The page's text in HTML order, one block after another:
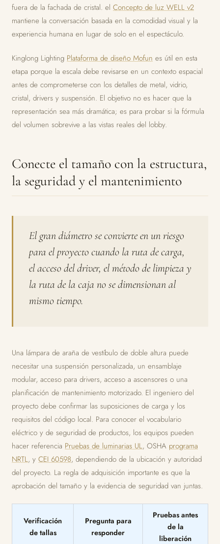
fuera de la fachada de cristal. el Concepto de luz WELL v2
mantiene la conversación basada en la comodidad visual y la
experiencia humana en lugar de solo en el espectáculo.
Kinglong Lighting Plataforma de diseño Mofun es útil en esta
etapa porque la escala debe revisarse en un contexto espacial
antes de comprometerse con los detalles de metal, vidrio,
cristal, drivers y suspensión. El objetivo no es hacer que la
representación sea más dramática; es para probar si la fórmula
del volumen sobrevive a las vistas reales del lobby.
Conecte el tamaño con la estructura,
la seguridad y el mantenimiento
El gran diámetro se convierte en un riesgo
para el proyecto cuando la ruta de carga,
el acceso del driver, el método de limpieza y
la ruta de la caja no se dimensionan al
mismo tiempo.
Una lámpara de araña de vestíbulo de doble altura puede
necesitar una suspensión personalizada, un ensamblaje
modular, acceso para drivers, acceso a ascensores o una
planificación de mantenimiento motorizado. El ingeniero del
proyecto debe confirmar las suposiciones de carga y los
requisitos del código local. Para conocer el vocabulario
eléctrico y de seguridad de productos, los equipos pueden
hacer referencia Pruebas de luminarias UL, OSHA programa
NRTL, y CEI 60598, dependiendo de la ubicación y autoridad
del proyecto. La regla de adquisición importante es que la
aprobación del tamaño y la evidencia de seguridad van juntas.
Verificación
de tallas
Pregunta para
responder
Pruebas antes
de la
liberación